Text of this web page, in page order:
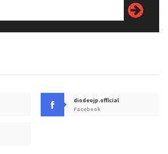
diodeojp.official
Facebook